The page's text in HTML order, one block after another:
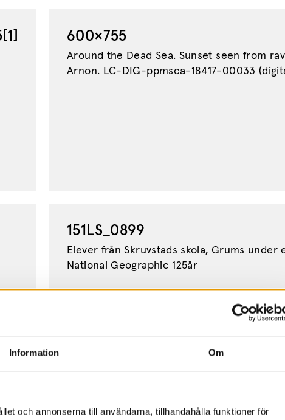
Information Om
och annonserna till användarna, tillhandahålla funktioner för
600×755
Around the Dead Sea. Sunset seen from
Arnon. LC-DIG-ppmsca-18417-00033
151LS_0899
Elever från Skruvstads skola, Grums under
National Geographic 125år